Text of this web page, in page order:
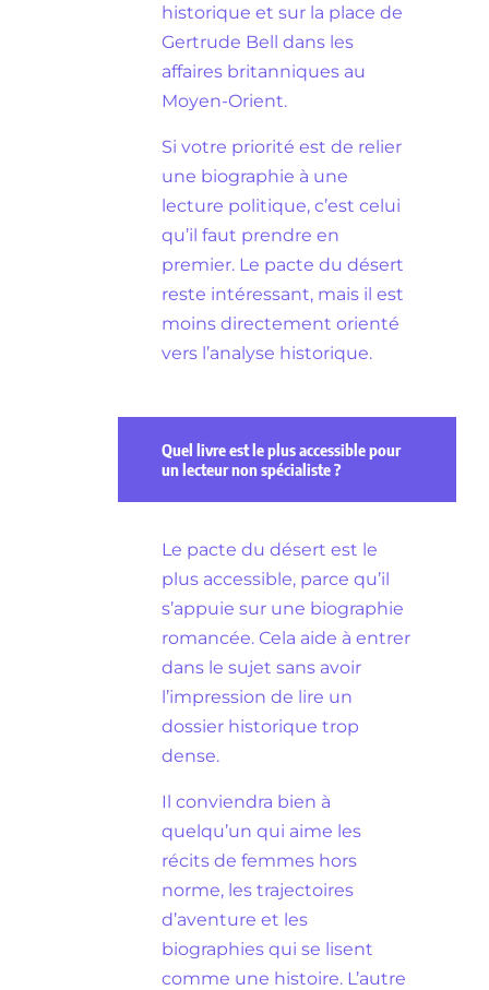
historique et sur la place de
Gertrude Bell dans les
affaires britanniques au
Moyen-Orient.
Si votre priorité est de relier
une biographie à une
lecture politique, c’est celui
qu’il faut prendre en
premier. Le pacte du désert
reste intéressant, mais il est
moins directement orienté
vers l’analyse historique.
Quel livre est le plus accessible pour
un lecteur non spécialiste ?
Le pacte du désert est le
plus accessible, parce qu’il
s’appuie sur une biographie
romancée. Cela aide à entrer
dans le sujet sans avoir
l’impression de lire un
dossier historique trop
dense.
Il conviendra bien à
quelqu’un qui aime les
récits de femmes hors
norme, les trajectoires
d’aventure et les
biographies qui se lisent
comme une histoire. L’autre